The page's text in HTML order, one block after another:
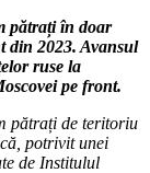
pătrați în doar
din 2023. Avansul
ruse la
pe front.
pătrați de teritoriu
potrivit unei
de Institulul